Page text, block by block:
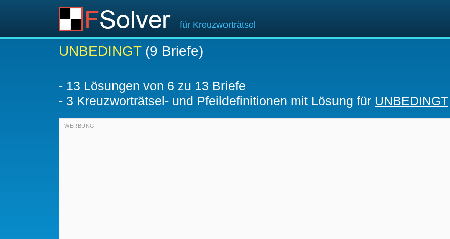
für Kreuzworträtsel
UNBEDINGT(9 Briefe)
- 13 Lösungen von 6 zu 13 Briefe
- 3 Kreuzworträtsel- und Pfeildefinitionen mit Lösung für UNBEDINGT